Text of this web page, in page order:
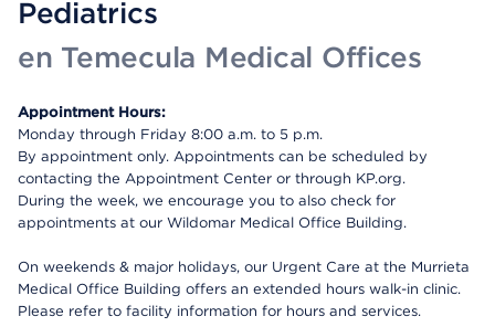
Pediatrics
en Temecula Medical Offices
Appointment Hours:
Monday through Friday 8:00 a.m. to 5 p.m.
By appointment only. Appointments can be scheduled by
contacting the Appointment Center or through KP.org.
During the week, we encourage you to also check for
appointments at our Wildomar Medical Office Building.
On weekends & major holidays, our Urgent Care at the Murrieta
Medical Office Building offers an extended hours walk-in clinic.
Please refer to facility information for hours and services.